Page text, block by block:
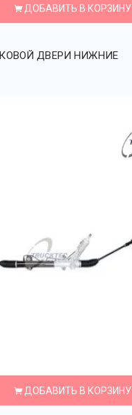
ДОБАВИТЬ В КОРЗИНУ
ДВЕРИ НИЖНИЕ
ДОБАВИТЬ В КОРЗИНУ